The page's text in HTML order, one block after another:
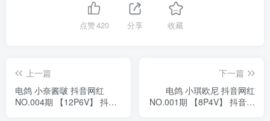
点赞420 分享 收藏
上一篇
电鸽 小奈酱啵 抖音网红
NO.004期 【12P6V】 抖音
下一篇
电鸽 小琪欧尼 抖音网红
NO.001期 【8P4V】 抖音完